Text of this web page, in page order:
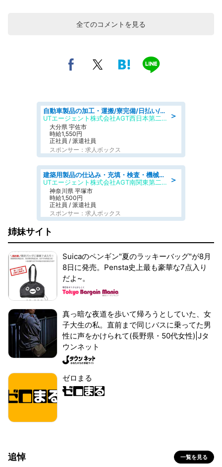
全てのコメントを見る
＞
自動車製品の加工・運搬/寮完備/日払い/工場・製造
UTエージェント株式会社AGT西日本第二CU
大分県 宇佐市
時給1,550円
正社員 / 派遣社員
スポンサー：求人ボックス
＞
建築用製品の仕込み・充填・検査・機械操作/寮完備/日払い/工場・製造
UTエージェント株式会社AGT南関東第二CU
神奈川県 平塚市
時給1,500円
正社員 / 派遣社員
スポンサー：求人ボックス
姉妹サイト
Suicaのペンギン"夏のラッキーバッグ"が8月
8日に発売。Pensta史上最も豪華な7点入り
だよ~。
真っ暗な夜道を歩いて帰ろうとしていた、女
子大生の私。直前まで同じバスに乗ってた男
性に声をかけられて(長野県・50代女性)|Jタ
ウンネット
ゼロまる
追悼 一覧を見る